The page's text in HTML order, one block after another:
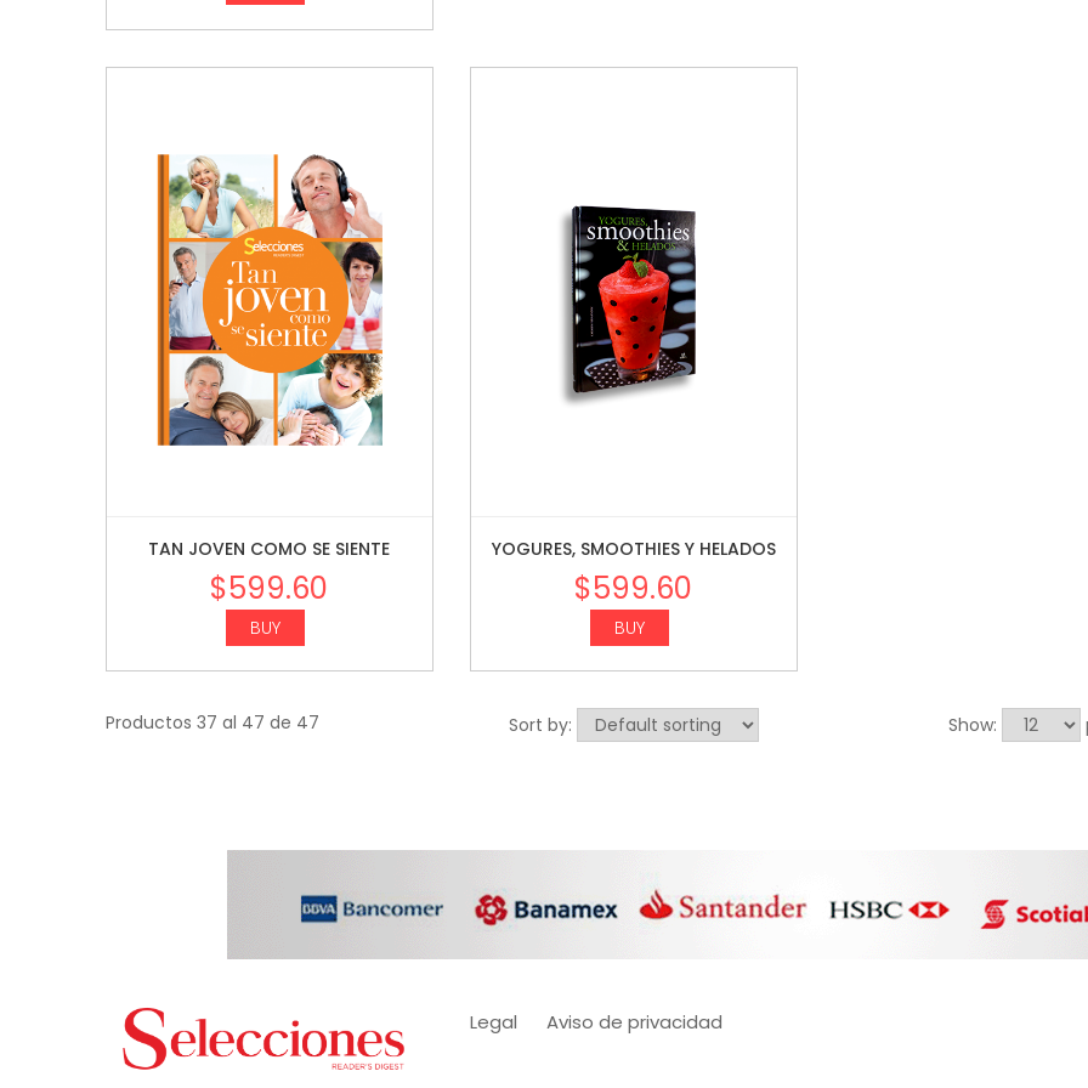
TAN JOVEN COMO SE SIENTE
$599.60
BUY
YOGURES, SMOOTHIES Y HELADOS
$599.60
BUY
Productos 37 al 47 de 47 Sort by: Show:
Legal Aviso de privacidad